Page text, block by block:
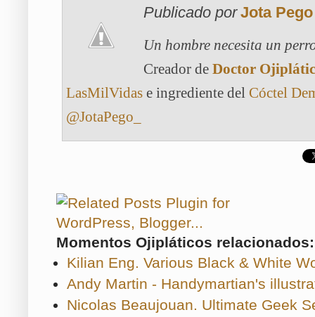
Publicado por Jota Pego
Un hombre necesita un
Creador de Doctor
LasMilVidas e ingrediente del Cóctel
@JotaPego_
Momentos Ojipláticos relacionados:
Kilian Eng. Various Black & White
Andy Martin - Handymartian's
Nicolas Beaujouan. Ultimate Geek